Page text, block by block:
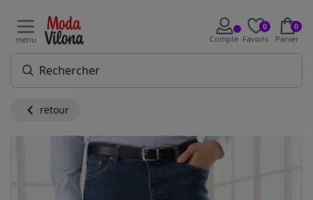
menu Compte
0
Favoris
0
Panier
retour